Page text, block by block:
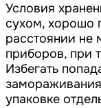
Условия
сухом, хорошо
расстоянии не
приборов, при
Избегать
упаковке